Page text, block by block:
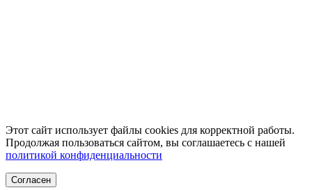
Этот сайт использует файлы cookies для корректной работы.
Продолжая пользоваться сайтом, вы соглашаетесь с нашей
политикой конфиденциальности
Согласен